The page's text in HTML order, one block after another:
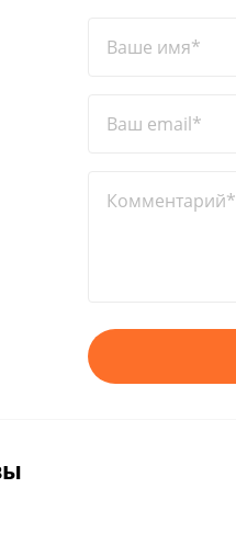
Ваше имя*
Ваш email*
Комментарий*